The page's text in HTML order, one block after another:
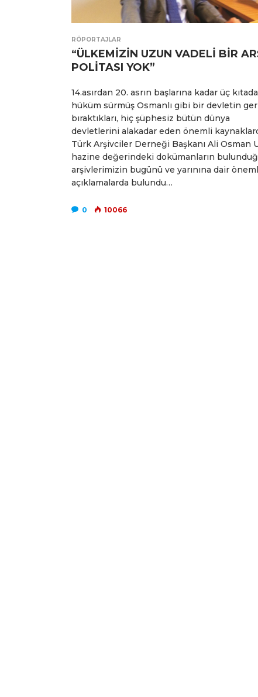
RÖPORTAJLAR
“ÜLKEMİZİN UZUN VADELİ BİR
POLİTASI YOK”
14.asırdan 20. asrın başlarına kadar üç kıtada
hüküm sürmüş Osmanlı gibi bir devletin
bıraktıkları, hiç şüphesiz bütün dünya
devletlerini alakadar eden önemli
Türk Arşivciler Derneği Başkanı Ali Osman
hazine değerindeki dokümanların
arşivlerimizin bugünü ve yarınına dair
açıklamalarda bulundu…
0 10066